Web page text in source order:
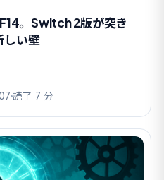
。Switch 2版が突き
しい壁
読了 7 分